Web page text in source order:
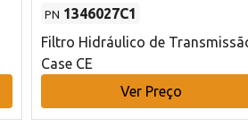
PN 1346027C1
Filtro Hidráulico de
Case CE
Ver Preço